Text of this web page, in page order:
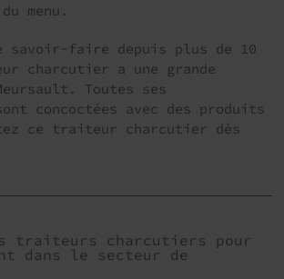
menu.
savoir-faire depuis plus de 10
charcutier a une grande
Toutes ses
concoctées avec des produits
ce traiteur charcutier dès
traiteurs charcutiers pour
dans le secteur de